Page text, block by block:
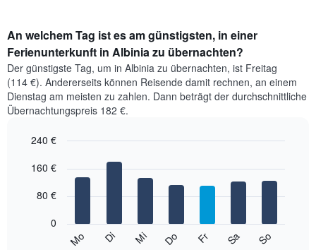
An welchem Tag ist es am günstigsten, in einer
Ferienunterkunft in Albinia zu übernachten?
Der günstigste Tag, um in Albinia zu übernachten, ist Freitag
(114 €). Andererseits können Reisende damit rechnen, an einem
Dienstag am meisten zu zahlen. Dann beträgt der durchschnittliche
Übernachtungspreis 182 €.
chart
bars.
graphic.
Mo Di Mi Do Fr Sa So
0
80 €
160 €
240 €